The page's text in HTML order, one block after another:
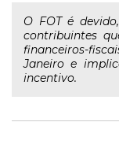
O FOT é
contribuintes
financeiros-
Janeiro e
incentivo.